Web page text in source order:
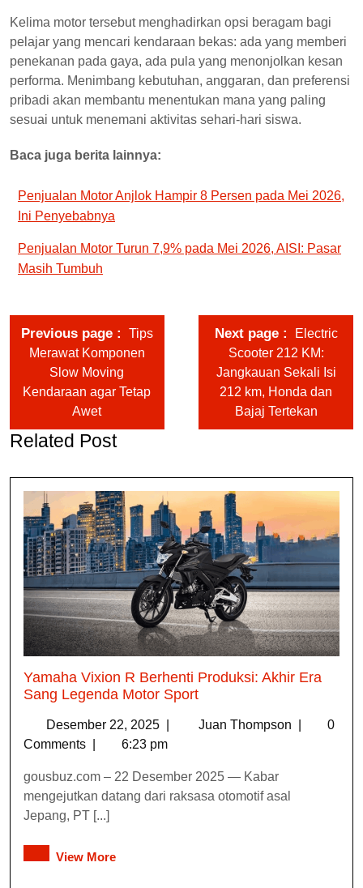
Kelima motor tersebut menghadirkan opsi beragam bagi
pelajar yang mencari kendaraan bekas: ada yang memberi
penekanan pada gaya, ada pula yang menonjolkan kesan
performa. Menimbang kebutuhan, anggaran, dan preferensi
pribadi akan membantu menentukan mana yang paling
sesuai untuk menemani aktivitas sehari-hari siswa.
Baca juga berita lainnya:
Penjualan Motor Anjlok Hampir 8 Persen pada Mei 2026,
Ini Penyebabnya
Penjualan Motor Turun 7,9% pada Mei 2026, AISI: Pasar
Masih Tumbuh
Previous page
Tips
Merawat Komponen
Slow Moving
Kendaraan agar Tetap
Awet
Next page
Electric
Scooter 212 KM:
Jangkauan Sekali Isi
212 km, Honda dan
Bajaj Tertekan
Related Post
Yamaha Vixion R Berhenti Produksi: Akhir Era
Sang Legenda Motor Sport
Desember 22, 2025 Juan Thompson
0
Comments
6:23 pm
gousbuz.com – 22 Desember 2025 — Kabar
mengejutkan datang dari raksasa otomotif asal
Jepang, PT [...]
View More